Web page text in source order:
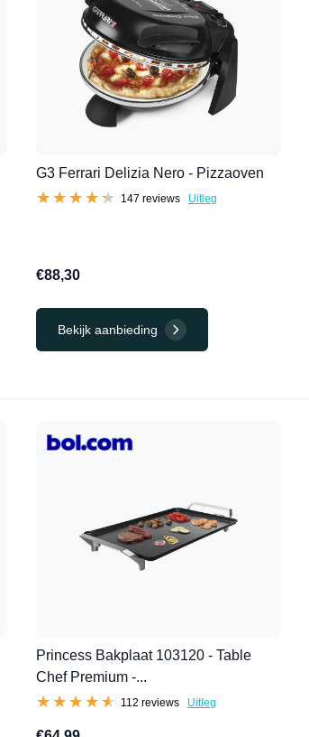
G3 Ferrari Delizia Nero - Pizzaoven
★★★★★
★★★★★ 147 reviews Uitleg
€88,30
Bekijk aanbieding
Princess Bakplaat 103120 - Table
Chef Premium -...
★★★★★
★★★★★ 112 reviews Uitleg